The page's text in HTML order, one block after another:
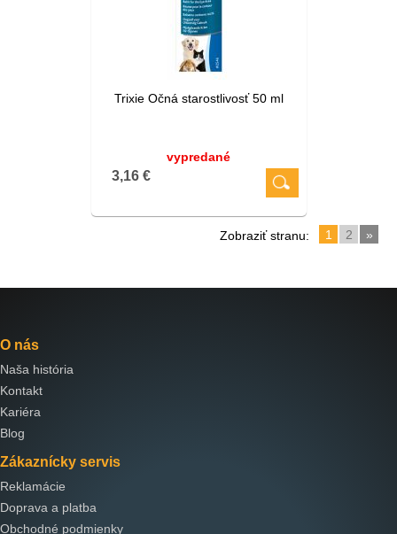
Trixie Očná starostlivosť 50 ml
vypredané
3,16 €
Zobraziť stranu: 1 2 »
O nás
Naša história
Kontakt
Kariéra
Blog
Zákaznícky servis
Reklamácie
Doprava a platba
Obchodné podmienky